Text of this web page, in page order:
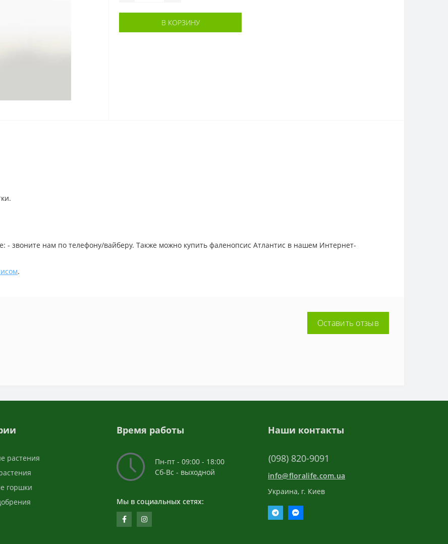
В КОРЗИНУ
- звоните нам по телефону/вайберу. Также можно купить фаленопсис Атлантис в нашем Интернет-
.
Оставить отзыв
растения
горшки
Время работы
Пн-пт - 09:00 - 18:00
Сб-Вс - выходной
Мы в социальных сетях:
Наши контакты
(098) 820-9091
info@floralife.com.ua
Украина, г. Киев